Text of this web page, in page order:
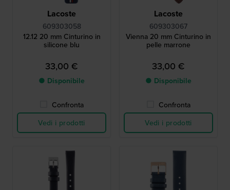
Lacoste
609303058
12.12 20 mm Cinturino in
silicone blu
33,00 €
● Disponibile
Confronta
Vedi i prodotti
Lacoste
609303067
Vienna 20 mm Cinturino in
pelle marrone
33,00 €
● Disponibile
Confronta
Vedi i prodotti